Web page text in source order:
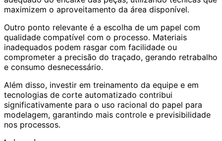
maximizem o aproveitamento da área disponível.
Outro ponto relevante é a escolha de um papel com
qualidade compatível com o processo. Materiais
inadequados podem rasgar com facilidade ou
comprometer a precisão do traçado, gerando retrabalho
e consumo desnecessário.
Além disso, investir em treinamento da equipe e em
tecnologias de corte automatizado contribui
significativamente para o uso racional do papel para
modelagem, garantindo mais controle e previsibilidade
nos processos.